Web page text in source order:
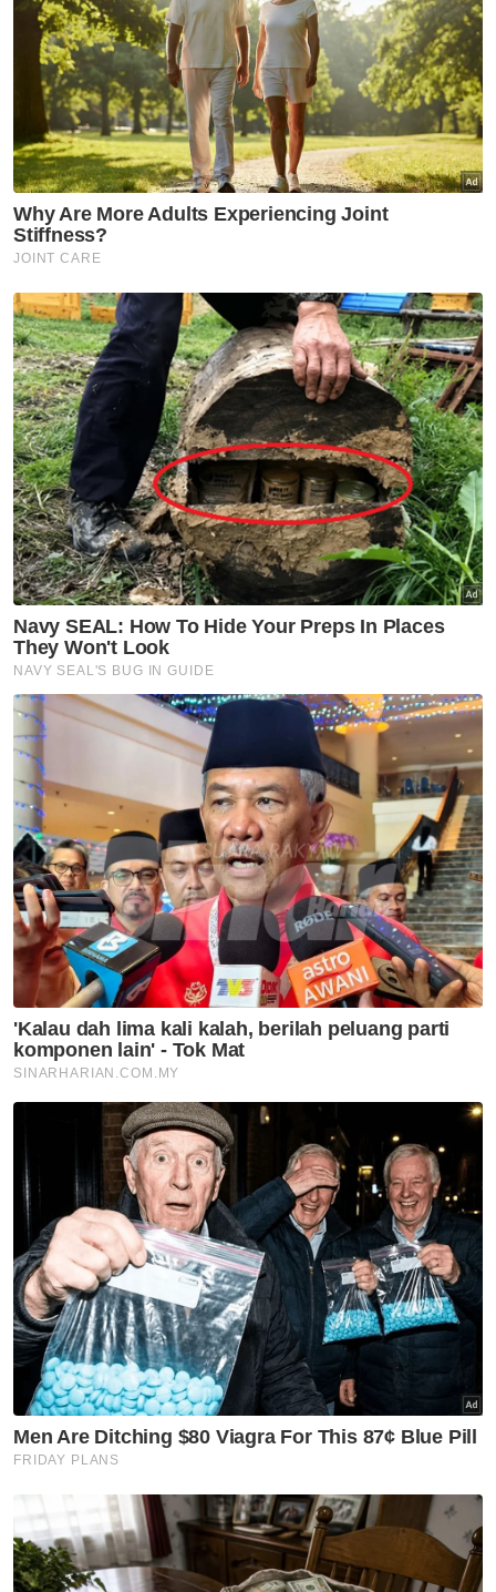
Di samping itu, beliau berkata kerajaan masih
bertanggungjawab menanggung Nota
Jangka Sederhana Islam (Sukuk Islamic
Medium Term Notes) berjumlah RM8.9 bilion
yang matang pada 2039, meliputi bayaran
prinsipal RM5 bilion dan faedah RM3.9 bilion.
"Ini bermakna, secara keseluruhan,
tanggungan 1MDB yang telah dan masih
perlu ditanggung oleh Kerajaan adalah
sebanyak RM51.4 bilion,” katanya.
Chin Tong berkata, kerajaan telah berjaya
mendapatkan semula dana sebanyak RM31.3
bilion, manakala baki obligasi RM20.1 bilion
terpaksa ditanggung kerajaan jika tiada lagi
pemulangan dana pada masa hadapan.-
Bernama
Muat turun aplikasi Sinar Harian.Klik di sini!
1MDB
Artikel Disyorkan
Nasional
Anwar jamin siasatan RCI TH
dilaksana tanpa kompromi
Nasional
RCI TH: Pelan pemulihan
berjaya kukuhkan kedudukan
kewangan
Nasional
Ibu bapa perlu waspada anak
'berkawan' dengan AI - Fahmi
Nasional
RCI Tabung Haji: Ambil
tindakan kalau ada 'sakau',
UMNO tidak bela salah laku -
Asyraf Wajdi